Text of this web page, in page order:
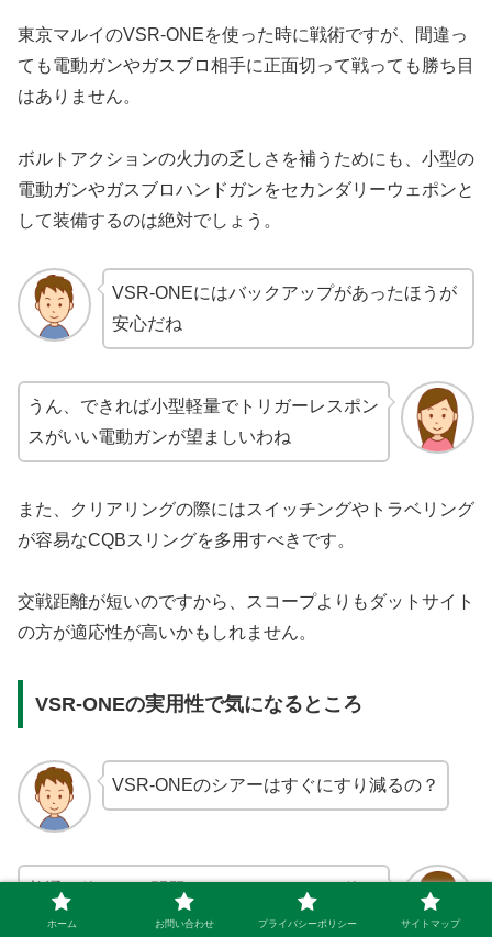
東京マルイのVSR-ONEを使った時に戦術ですが、間違っ
ても電動ガンやガスブロ相手に正面切って戦っても勝ち目
はありません。
ボルトアクションの火力の乏しさを補うためにも、小型の
電動ガンやガスブロハンドガンをセカンダリーウェポンと
して装備するのは絶対でしょう。
VSR-ONEにはバックアップがあったほうが
安心だね
うん、できれば小型軽量でトリガーレスポン
スがいい電動ガンが望ましいわね
また、クリアリングの際にはスイッチングやトラベリング
が容易なCQBスリングを多用すべきです。
交戦距離が短いのですから、スコープよりもダットサイト
の方が適応性が高いかもしれません。
VSR-ONEの実用性で気になるところ
VSR-ONEのシアーはすぐにすり減るの？
普通に使うには問題ないけど、ハードな使い
方にはむかないわね
ホーム お問い合わせ プライバシーポリシー サイトマップ